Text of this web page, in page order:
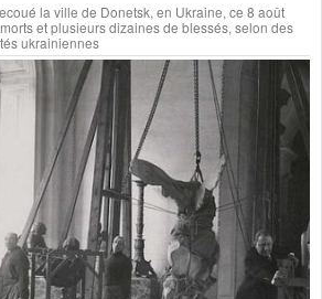
la ville de Donetsk, en Ukraine, ce 8 août
et plusieurs dizaines de blessés, selon des
ukrainiennes